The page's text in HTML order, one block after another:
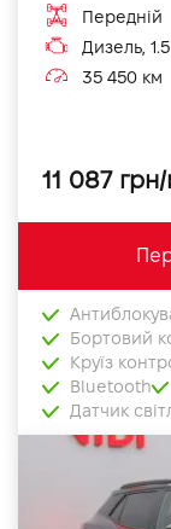
Передній
Дизель,
35 450 км
11 087 грн/
Бортовий
Круїз
Bluetooth
Датчик